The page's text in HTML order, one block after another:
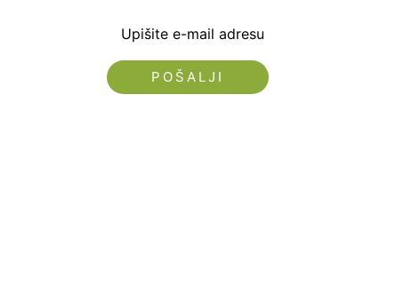
Upišite e-mail adresu